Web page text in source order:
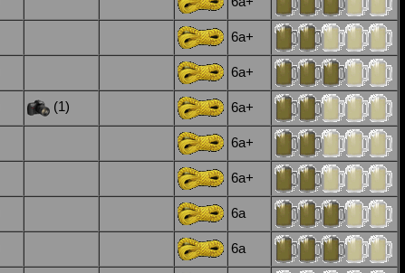
6a+
6a+
(1) 6a+
6a+
6a+
6a
6a